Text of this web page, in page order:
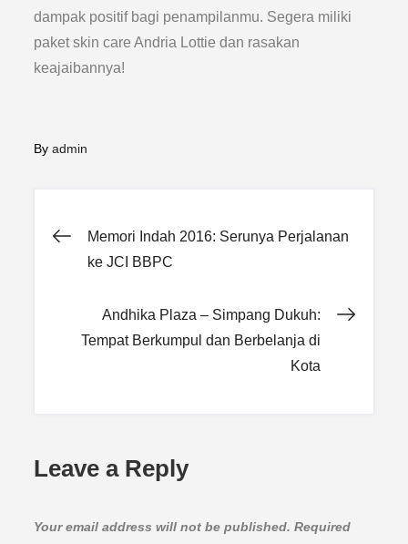
dampak positif bagi penampilanmu. Segera miliki
paket skin care Andria Lottie dan rasakan
keajaibannya!
Byadmin
Post
Memori Indah 2016: Serunya Perjalanan
ke JCI BBPC
Andhika Plaza – Simpang Dukuh:
Tempat Berkumpul dan Berbelanja di
Kota
Leave a Reply
Your email address will not be published. Required